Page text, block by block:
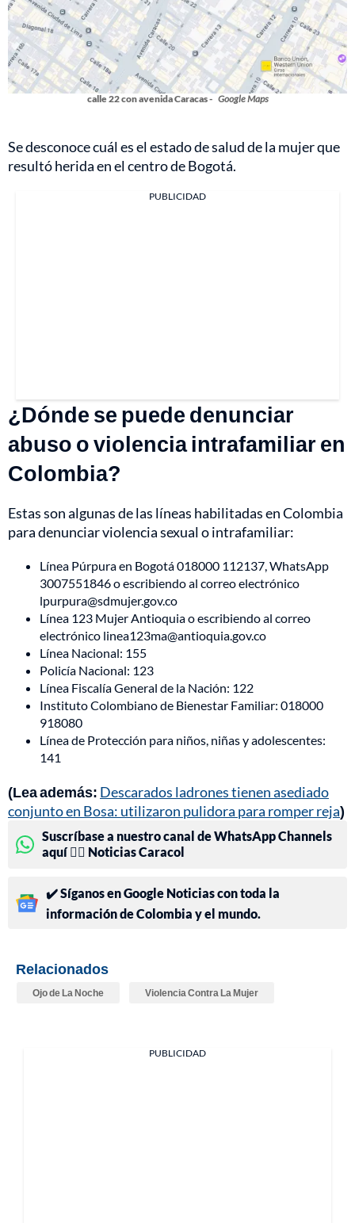
calle 22 con avenida Caracas - Google Maps
Se desconoce cuál es el estado de salud de la mujer que
resultó herida en el centro de Bogotá.
PUBLICIDAD
¿Dónde se puede denunciar
abuso o violencia intrafamiliar en
Colombia?
Estas son algunas de las líneas habilitadas en Colombia
para denunciar violencia sexual o intrafamiliar:
Línea Púrpura en Bogotá 018000 112137, WhatsApp
3007551846 o escribiendo al correo electrónico
lpurpura@sdmujer.gov.co
Línea 123 Mujer Antioquia o escribiendo al correo
electrónico linea123ma@antioquia.gov.co
Línea Nacional: 155
Policía Nacional: 123
Línea Fiscalía General de la Nación: 122
Instituto Colombiano de Bienestar Familiar: 018000
918080
Línea de Protección para niños, niñas y adolescentes:
141
(Lea además: Descarados ladrones tienen asediado
conjunto en Bosa: utilizaron pulidora para romper reja)
Suscríbase a nuestro canal de WhatsApp Channels
aquí 👉🏻 Noticias Caracol
✔️ Síganos en Google Noticias con toda la
información de Colombia y el mundo.
Relacionados
Ojo de La Noche Violencia Contra La Mujer
PUBLICIDAD